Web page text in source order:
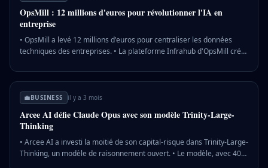
standards d'efficacité et de compétitivité dans le secteur des
entreprises.
OpsMill : 12 millions d'euros pour révolutionner l'IA en
entreprise
• OpsMill a levé 12 millions d'euros pour centraliser les données
techniques des entreprises. • La plateforme Infrahub d'OpsMill crée
déjà la version open source d'Infrahub pour ses besoins techniques.
💡 Pourquoi c'est important : Une gestion centralisée des données
est cruciale pour l'automatisation efficace par l'IA dans les grandes
💼BUSINESS il y a 3 mois
Arcee AI défie Claude Opus avec son modèle Trinity-Large-
Thinking
• Arcee AI a investi la moitié de son capital-risque dans Trinity-Large-
Thinking, un modèle de raisonnement ouvert. • Le modèle, avec 400